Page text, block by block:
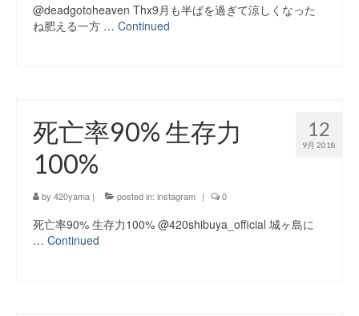
@deadgotoheaven Thx9月も半ばを過ぎて涼しくなった
ね肥える一方 … Continued
12
9月 2018
死亡率90% 生存力
100%
by 420yama | posted in: instagram | 0
死亡率90% 生存力100% @420shibuya_official 城ヶ島に
… Continued